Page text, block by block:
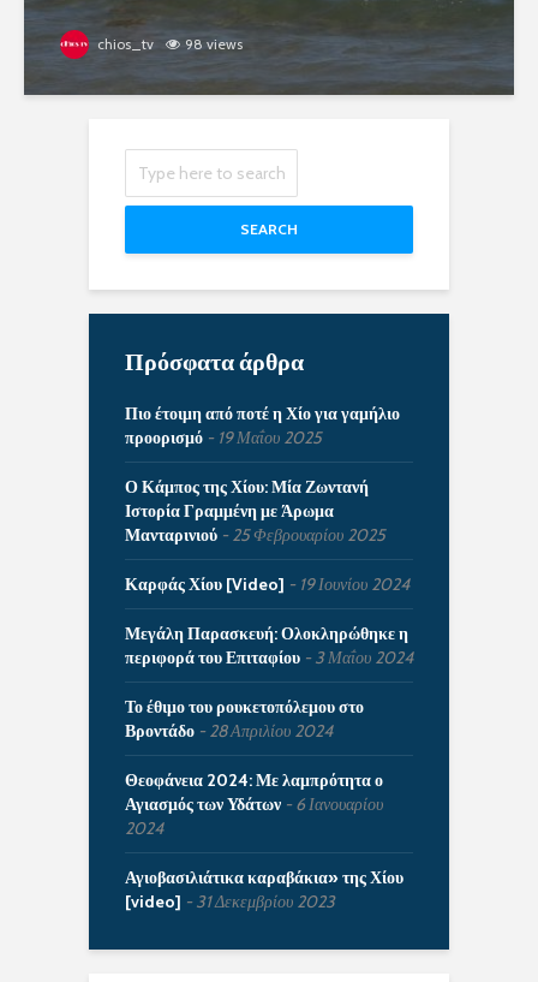
chios_tv 98 views
SEARCH
Πρόσφατα άρθρα
Πιο έτοιμη από ποτέ η Χίο για γαμήλιο
προορισμό
19 Μαΐου 2025
Ο Κάμπος της Χίου: Μία Ζωντανή
Ιστορία Γραμμένη με Άρωμα
Μανταρινιού
25 Φεβρουαρίου 2025
Καρφάς Χίου [Video] 19 Ιουνίου 2024
Μεγάλη Παρασκευή: Ολοκληρώθηκε η
περιφορά του Επιταφίου
3 Μαΐου 2024
Το έθιμο του ρουκετοπόλεμου στο
Βροντάδο
28 Απριλίου 2024
Θεοφάνεια 2024: Με λαμπρότητα ο
Αγιασμός των Υδάτων
6 Ιανουαρίου
2024
Αγιοβασιλιάτικα καραβάκια» της Χίου
[video]
31 Δεκεμβρίου 2023